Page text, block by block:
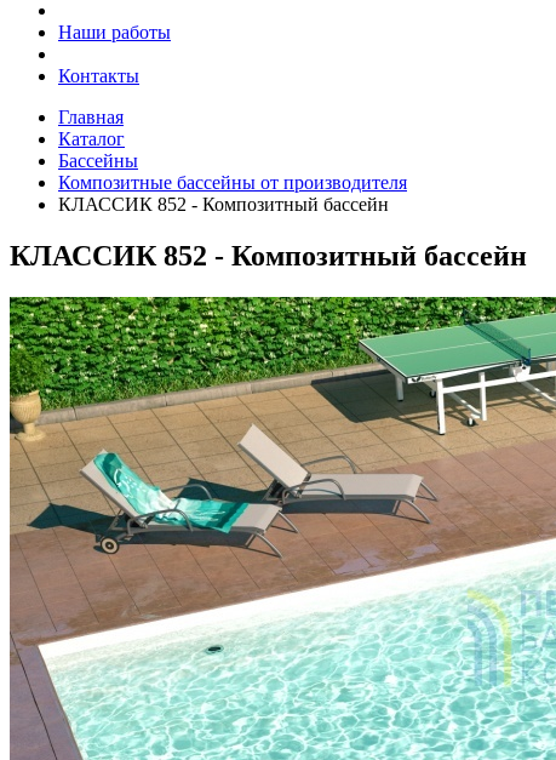
Наши работы
Контакты
Главная
Каталог
Бассейны
Композитные бассейны от производителя
КЛАССИК 852 - Композитный бассейн
КЛАССИК 852 - Композитный бассейн